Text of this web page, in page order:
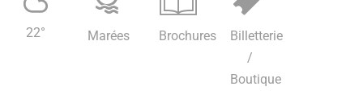
22° Marées Brochures
Billetterie
/
Boutique